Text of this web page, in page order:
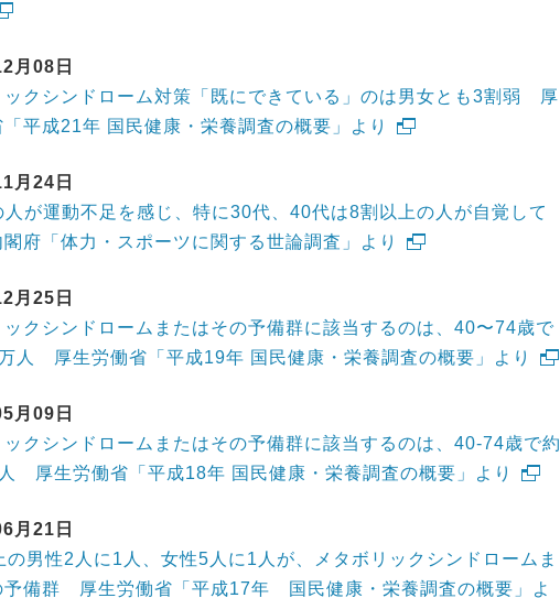
月08日
ックシンドローム対策「既にできている」のは男女とも3割弱 厚
平成21年 国民健康・栄養調査の概要」より
月24日
が運動不足を感じ、特に30代、40代は8割以上の人が自覚して
府「体力・スポーツに関する世論調査」より
月25日
ックシンドロームまたはその予備群に該当するのは、40〜74歳で
人 厚生労働省「平成19年 国民健康・栄養調査の概要」より
月09日
ックシンドロームまたはその予備群に該当するのは、40-74歳で約
厚生労働省「平成18年 国民健康・栄養調査の概要」より
月21日
の男性2人に1人、女性5人に1人が、メタボリックシンドロームま
予備群 厚生労働省「平成17年 国民健康・栄養調査の概要」よ